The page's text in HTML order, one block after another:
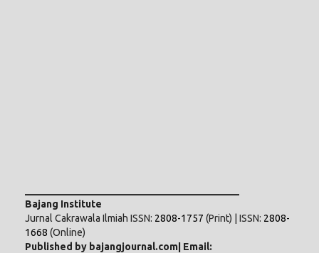
Bajang Institute
Jurnal Cakrawala Ilmiah ISSN: 2808-1757 (Print) | ISSN: 2808-
1668 (Online)
Published by bajangjournal.com| Email: